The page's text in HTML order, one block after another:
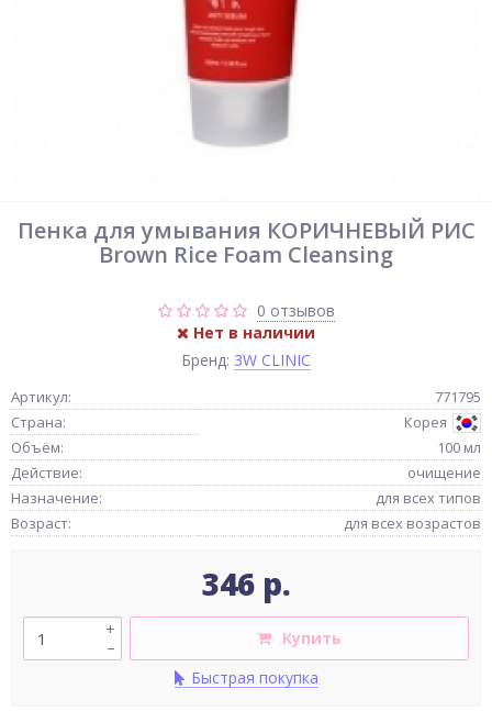
Пенка для умывания КОРИЧНЕВЫЙ РИС
Brown Rice Foam Cleansing
0 отзывов
Нет в наличии
Бренд: 3W CLINIC
Артикул:
771795
Страна:
Корея
Объём:
100 мл
Действие:
очищение
Назначение:
для всех типов
Возраст:
для всех возрастов
346 р.
–
+
Купить
Быстрая покупка